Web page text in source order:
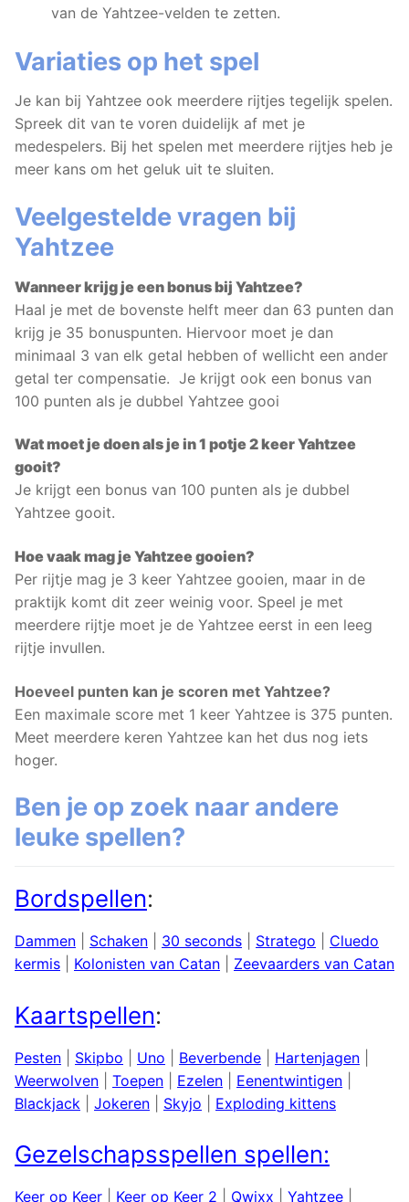
van de Yahtzee-velden te zetten.
Variaties op het spel
Je kan bij Yahtzee ook meerdere rijtjes tegelijk spelen.
Spreek dit van te voren duidelijk af met je
medespelers. Bij het spelen met meerdere rijtjes heb je
meer kans om het geluk uit te sluiten.
Veelgestelde vragen bij
Yahtzee
Wanneer krijg je een bonus bij Yahtzee?
Haal je met de bovenste helft meer dan 63 punten dan
krijg je 35 bonuspunten. Hiervoor moet je dan
minimaal 3 van elk getal hebben of wellicht een ander
getal ter compensatie. Je krijgt ook een bonus van
100 punten als je dubbel Yahtzee gooi
Wat moet je doen als je in 1 potje 2 keer Yahtzee
gooit?
Je krijgt een bonus van 100 punten als je dubbel
Yahtzee gooit.
Hoe vaak mag je Yahtzee gooien?
Per rijtje mag je 3 keer Yahtzee gooien, maar in de
praktijk komt dit zeer weinig voor. Speel je met
meerdere rijtje moet je de Yahtzee eerst in een leeg
rijtje invullen.
Hoeveel punten kan je scoren met Yahtzee?
Een maximale score met 1 keer Yahtzee is 375 punten.
Meet meerdere keren Yahtzee kan het dus nog iets
hoger.
Ben je op zoek naar andere
leuke spellen?
Bordspellen:
Dammen Schaken 30 seconds Stratego
Cluedo
kermis
Kolonisten van Catan Zeevaarders van Catan
Kaartspellen:
Pesten Skipbo Uno Beverbende Hartenjagen
Weerwolven
Toepen Ezelen Eenentwintigen
Blackjack
Jokeren Skyjo Exploding kittens
Gezelschapsspellen spellen:
Keer op Keer Keer op Keer 2 Qwixx Yahtzee